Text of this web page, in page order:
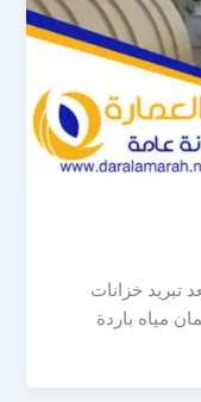
تبريد خزانات
مياه باردة